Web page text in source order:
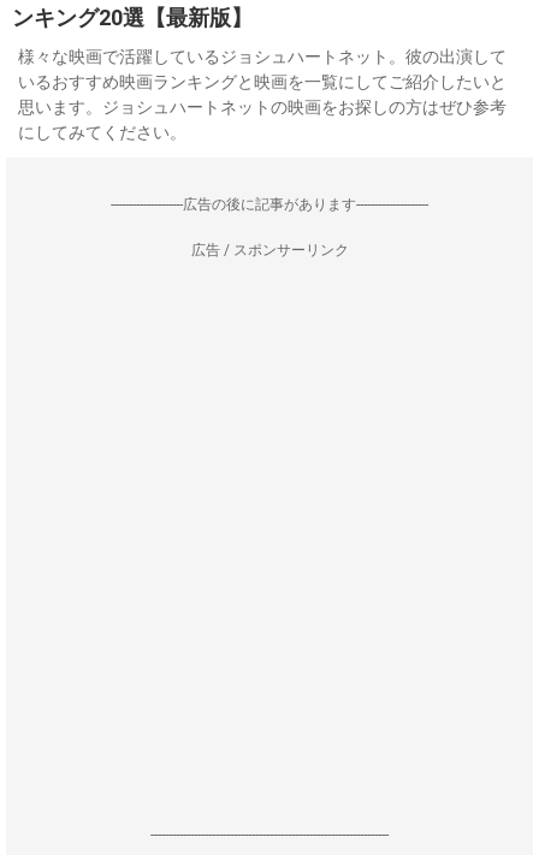
ンキング20選【最新版】
様々な映画で活躍しているジョシュハートネット。彼の出演して
いるおすすめ映画ランキングと映画を一覧にしてご紹介したいと
思います。ジョシュハートネットの映画をお探しの方はぜひ参考
にしてみてください。
--------------------広告の後に記事があります--------------------
広告 / スポンサーリンク
------------------------------------------------------------------